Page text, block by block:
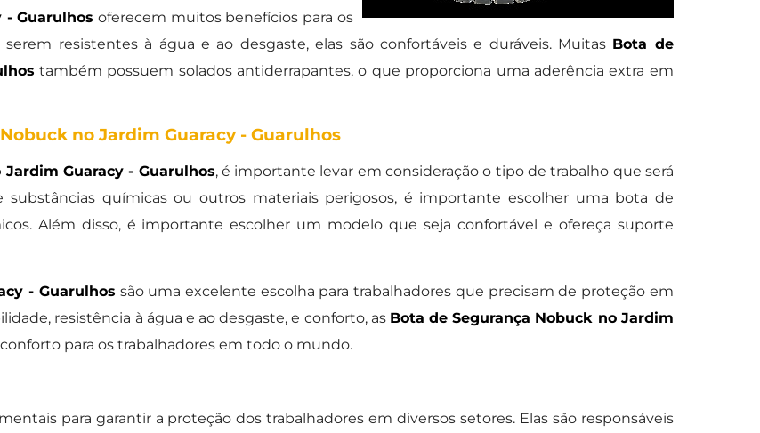
- Guarulhos oferecem muitos benefícios para os
resistentes à água e ao desgaste, elas são confortáveis e duráveis. Muitas Bota de
também possuem solados antiderrapantes, o que proporciona uma aderência extra em
no Jardim Guaracy - Guarulhos
Guaracy - Guarulhos, é importante levar em consideração o tipo de trabalho que será
substâncias químicas ou outros materiais perigosos, é importante escolher uma bota de
Além disso, é importante escolher um modelo que seja confortável e ofereça suporte
- Guarulhos são uma excelente escolha para trabalhadores que precisam de proteção em
resistência à água e ao desgaste, e conforto, as Bota de Segurança Nobuck no Jardim
para os trabalhadores em todo o mundo.
para garantir a proteção dos trabalhadores em diversos setores. Elas são responsáveis